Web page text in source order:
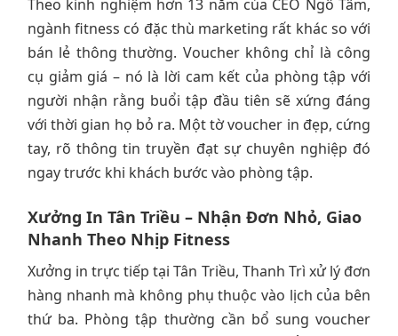
Theo kinh nghiệm hơn 13 năm của CEO Ngô Tâm,
ngành fitness có đặc thù marketing rất khác so với
bán lẻ thông thường. Voucher không chỉ là công
cụ giảm giá – nó là lời cam kết của phòng tập với
người nhận rằng buổi tập đầu tiên sẽ xứng đáng
với thời gian họ bỏ ra. Một tờ voucher in đẹp, cứng
tay, rõ thông tin truyền đạt sự chuyên nghiệp đó
ngay trước khi khách bước vào phòng tập.
Xưởng In Tân Triều – Nhận Đơn Nhỏ, Giao
Nhanh Theo Nhịp Fitness
Xưởng in trực tiếp tại Tân Triều, Thanh Trì xử lý đơn
hàng nhanh mà không phụ thuộc vào lịch của bên
thứ ba. Phòng tập thường cần bổ sung voucher